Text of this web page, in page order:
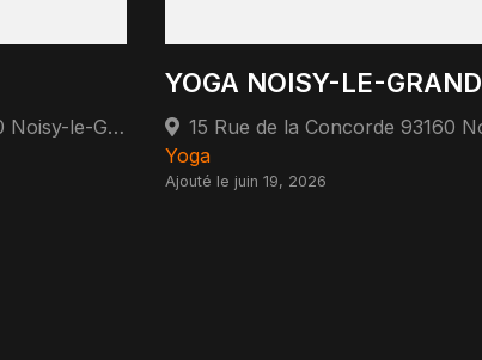
1 Rue de la Comédie 93160 Noisy-le-Grand
YOGA NOISY-LE-GRAND
Yoga
Ajouté le juin 19, 2026